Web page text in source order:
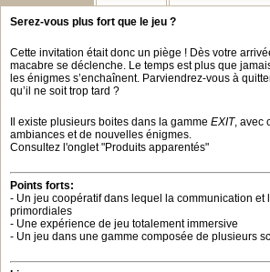
Serez-vous plus fort que le jeu ?
Cette invitation était donc un piège ! Dès votre
macabre se déclenche. Le temps est plus que
les énigmes s’enchaînent. Parviendrez-vous à
qu’il ne soit trop tard ?
Il existe plusieurs boites dans la gamme EXIT, avec
ambiances et de nouvelles énigmes.
Consultez l'onglet "Produits apparentés"
Points forts:
- Un jeu coopératif dans lequel la communication et
primordiales
- Une expérience de jeu totalement immersive
- Un jeu dans une gamme composée de plusieurs